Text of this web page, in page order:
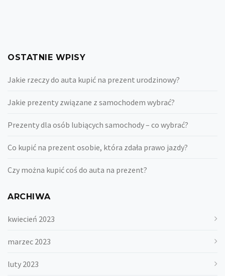
OSTATNIE WPISY
Jakie rzeczy do auta kupić na prezent urodzinowy?
Jakie prezenty związane z samochodem wybrać?
Prezenty dla osób lubiących samochody – co wybrać?
Co kupić na prezent osobie, która zdała prawo jazdy?
Czy można kupić coś do auta na prezent?
ARCHIWA
kwiecień 2023
marzec 2023
luty 2023